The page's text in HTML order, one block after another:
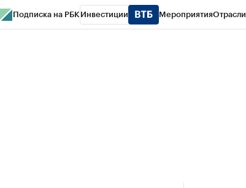
Подписка на РБК Инвестиции МероприятияОтрасли